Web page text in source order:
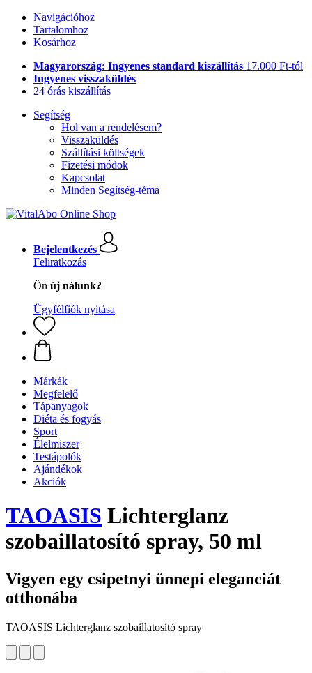
Navigációhoz
Tartalomhoz
Kosárhoz
Magyarország: Ingyenes standard kiszállítás 17.000 Ft-tól
Ingyenes visszaküldés
24 órás kiszállítás
Segítség
Hol van a rendelésem?
Visszaküldés
Szállítási költségek
Fizetési módok
Kapcsolat
Minden Segítség-téma
Bejelentkezés
Feliratkozás
Ön új nálunk?
Ügyfélfiók nyitása
Márkák
Megfelelő
Tápanyagok
Diéta és fogyás
Sport
Élelmiszer
Testápolók
Ajándékok
Akciók
TAOASIS Lichterglanz
szobaillatosító spray, 50 ml
Vigyen egy csipetnyi ünnepi eleganciát
otthonába
TAOASIS Lichterglanz szobaillatosító spray